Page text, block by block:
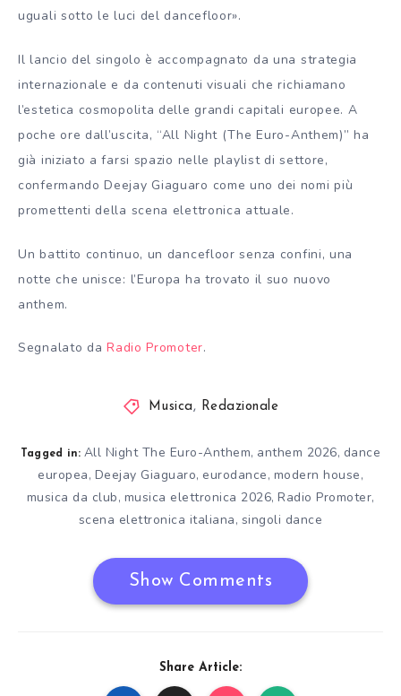
uguali sotto le luci del dancefloor».
Il lancio del singolo è accompagnato da una strategia
internazionale e da contenuti visuali che richiamano
l’estetica cosmopolita delle grandi capitali europee. A
poche ore dall’uscita, “All Night (The Euro-Anthem)” ha
già iniziato a farsi spazio nelle playlist di settore,
confermando Deejay Giaguaro come uno dei nomi più
promettenti della scena elettronica attuale.
Un battito continuo, un dancefloor senza confini, una
notte che unisce: l’Europa ha trovato il suo nuovo
anthem.
Segnalato daRadio Promoter.
Musica, Redazionale
Tagged in: All Night The Euro-Anthem, anthem 2026, dance
europea, Deejay Giaguaro, eurodance, modern house,
musica da club, musica elettronica 2026, Radio Promoter,
scena elettronica italiana, singoli dance
Show Comments
Share Article: